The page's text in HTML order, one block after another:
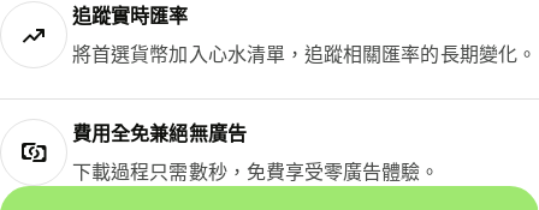
追蹤實時匯率
將首選貨幣加入心水清單，追蹤相關匯率的長期變化。
費用全免兼絕無廣告
下載過程只需數秒，免費享受零廣告體驗。